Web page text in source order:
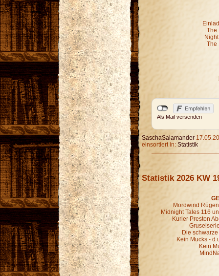
The
The
Als Mail versenden
SaschaSalamander
einsortiert in: Statistik
Statistik 2026 KW
Mordwind
Midnight Tales 116
Kurier Preston
Die
Kein Mucks - d
Kein